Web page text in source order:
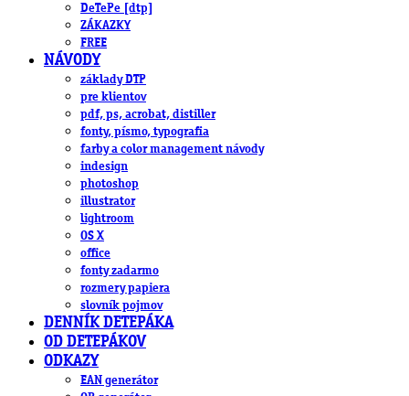
DeTePe [dtp]
ZÁKAZKY
FREE
NÁVODY
základy DTP
pre klientov
pdf, ps, acrobat, distiller
fonty, písmo, typografia
farby a color management návody
indesign
photoshop
illustrator
lightroom
OS X
office
fonty zadarmo
rozmery papiera
slovník pojmov
DENNÍK DETEPÁKA
OD DETEPÁKOV
ODKAZY
EAN generátor